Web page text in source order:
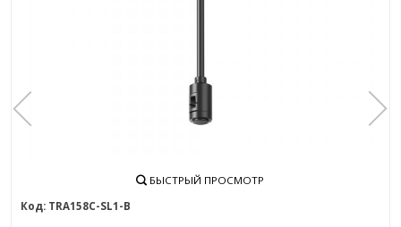
БЫСТРЫЙ ПРОСМОТР
TRA158С-SL1-B